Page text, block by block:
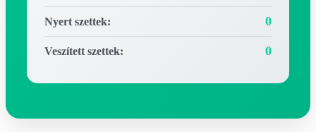
Nyert szettek: 0
Veszített szettek: 0